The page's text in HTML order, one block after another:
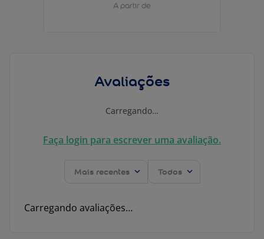
A partir de
Avaliações
Carregando…
Faça login para escrever uma avaliação.
Mais recentes Todos
Carregando avaliações…